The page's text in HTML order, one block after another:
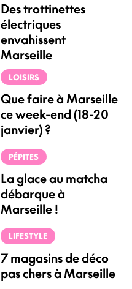
Des trottinettes
électriques
envahissent
Marseille
LOISIRS
Que faire à Marseille
ce week-end (18-20
janvier) ?
PÉPITES
La glace au matcha
débarque à
Marseille !
LIFESTYLE
7 magasins de déco
pas chers à Marseille